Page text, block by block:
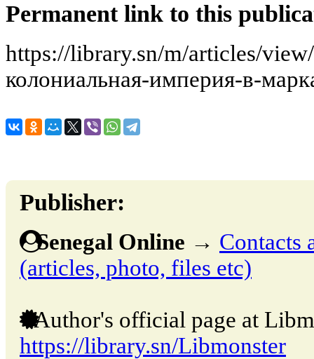
Permanent link to this
https://library.sn/m/articles/
колониальная-империя-в-
Publisher:
Senegal Online → Contacts
(articles, photo, files etc)
Author's official page at
https://library.sn/Libmonster